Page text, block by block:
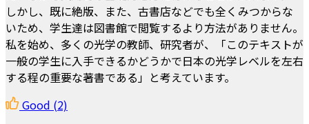
しかし、既に絶版、また、古書店などでも全くみつからな
いため、学生達は図書館で閲覧するより方法がありません。
私を始め、多くの光学の教師、研究者が、「このテキストが
一般の学生に入手できるかどうかで日本の光学レベルを左右
する程の重要な著書である」と考えています。
Good (2)